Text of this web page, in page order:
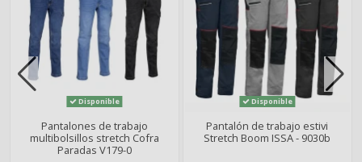
Disponible
Pantalones de trabajo
multibolsillos stretch Cofra
Paradas V179-0
Disponible
Pantalón de trabajo estivi
Stretch Boom ISSA - 9030b